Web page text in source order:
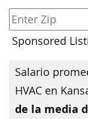
Sponsored
Salario
HVAC en
de la media